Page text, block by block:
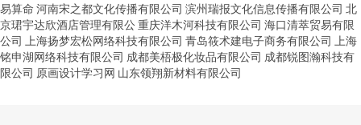
易算命 河南宋之都文化传播有限公司 滨州瑞报文化信息传播有限公司 北
京珺宇达欣酒店管理有限公重庆洋木河科技有限公司 海口清萃贸易有限
公司
上海扬梦宏松网络科技有限公司 青岛筱术建电子商务有限公司
上海
铭申湖网络科技有限公司 成都美梧极化妆品有限公司 成都锐图瀚科技有
限公司 原画设计学习网 山东领翔新材料有限公司